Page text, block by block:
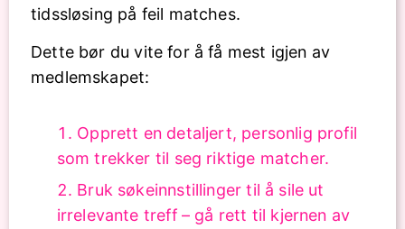
tidssløsing på feil matches.
Dette bør du vite for å få mest igjen av
medlemskapet:
Opprett en detaljert, personlig profil
som trekker til seg riktige matcher.
Bruk søkeinnstillinger til å sile ut
irrelevante treff – gå rett til kjernen av